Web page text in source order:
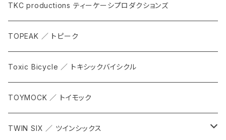
TKC productions ティーケーシプロダクションズ
TOPEAK ／ トピーク
Toxic Bicycle ／ トキシックバイシクル
TOYMOCK ／ トイモック
TWIN SIX ／ ツインシックス